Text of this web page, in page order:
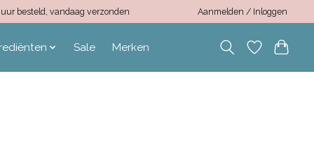
besteld, vandaag verzonden Aanmelden / Inloggen
Sale Merken